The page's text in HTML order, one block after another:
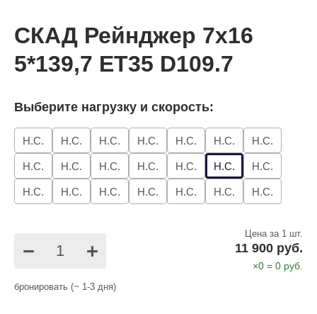
СКАД Рейнджер 7x16
5*139,7 ET35 D109.7
Выберите нагрузку и скорость:
Н.С. Н.С. Н.С. Н.С. Н.С. Н.С. Н.С.
Н.С. Н.С. Н.С. Н.С. Н.С. Н.С. Н.С.
Н.С. Н.С. Н.С. Н.С. Н.С. Н.С. Н.С.
− +
Цена за 1 шт.
11 900 руб.
×0 = 0 руб.
бронировать (~ 1-3 дня)